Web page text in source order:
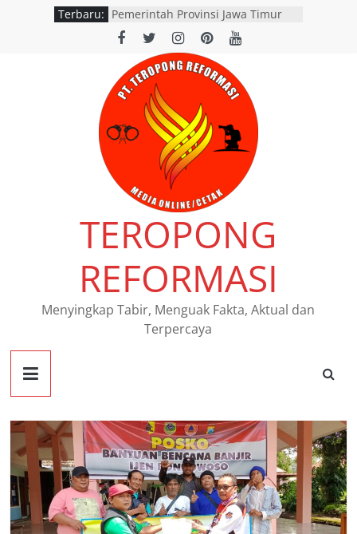
Terbaru: Pemerintah Provinsi Jawa Timur
resmi menggelar program
pemutihan dan pembebasan pajak
daerah di seluruh kantor Samsat
wilayah Jatim
Satpolairud Situbondo Perketat
Pemeriksaan Muatan Truk di
Pelabuhan Jangkar
Dishub Nganjuk dan Satlantas
Polres Nganjuk Gelar Inspeksi
Keselamatan Jalan di Rejoso, 39
Pengendara Ditilang
SATLANTAS POLRES NGANJUK
DORONG PERCEPATAN TINDAK
LANJUT HASIL RAPAT FKLL
BERSAMA INSTANSI TERKAIT
Polres Pasuruan Tegaskan
Penanganan Kasus Laka Lantas
2017 Telah Tuntas dan
Berkekuatan Hukum Tetap
TEROPONG
REFORMASI
Menyingkap Tabir, Menguak Fakta, Aktual dan
Terpercaya